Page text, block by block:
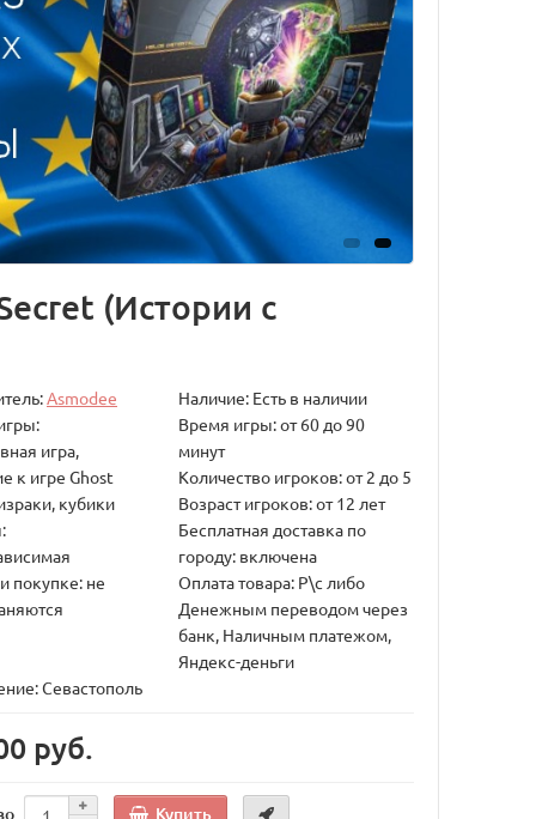
(Истории с
Asmodee
Наличие: Есть в наличии
игра,
к игре Ghost
кубики
Время игры: от 60 до 90
минут
Количество игроков: от 2 до 5
Возраст игроков: от 12 лет
Бесплатная доставка по
городу: включена
покупке: не
Оплата товара: Р\с либо
Денежным переводом через
банк, Наличным платежом,
Яндекс-деньги
Севастополь
руб.
Купить